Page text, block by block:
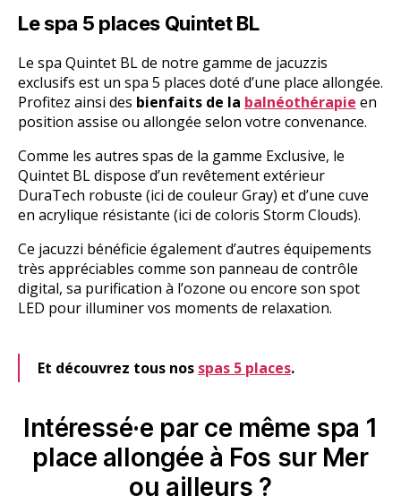
Le spa 5 places Quintet BL
Le spa Quintet BL de notre gamme de jacuzzis
exclusifs est un spa 5 places doté d’une place allongée.
Profitez ainsi des bienfaits de la balnéothérapie en
position assise ou allongée selon votre convenance.
Comme les autres spas de la gamme Exclusive, le
Quintet BL dispose d’un revêtement extérieur
DuraTech robuste (ici de couleur Gray) et d’une cuve
en acrylique résistante (ici de coloris Storm Clouds).
Ce jacuzzi bénéficie également d’autres équipements
très appréciables comme son panneau de contrôle
digital, sa purification à l’ozone ou encore son spot
LED pour illuminer vos moments de relaxation.
Et découvrez tous nos spas 5 places.
Intéressé·e par ce même spa 1
place allongée à Fos sur Mer
ou ailleurs ?